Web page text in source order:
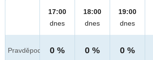
Pravděpod.
17:00
dnes
0 %
18:00
dnes
0 %
19:00
dnes
0 %